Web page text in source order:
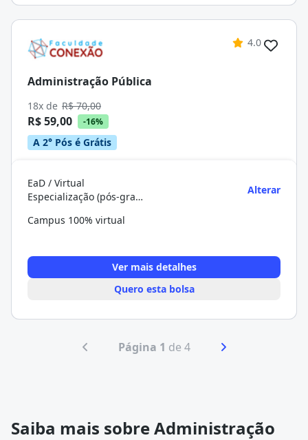
4.0
Administração Pública
18x de R$ 70,00
R$ 59,00 -16%
A 2° Pós é Grátis
EaD / Virtual
Especialização (pós-graduação)
Alterar
Campus 100% virtual
Ver mais detalhes
Quero esta bolsa
Página 1 de 4
Saiba mais sobre Administração